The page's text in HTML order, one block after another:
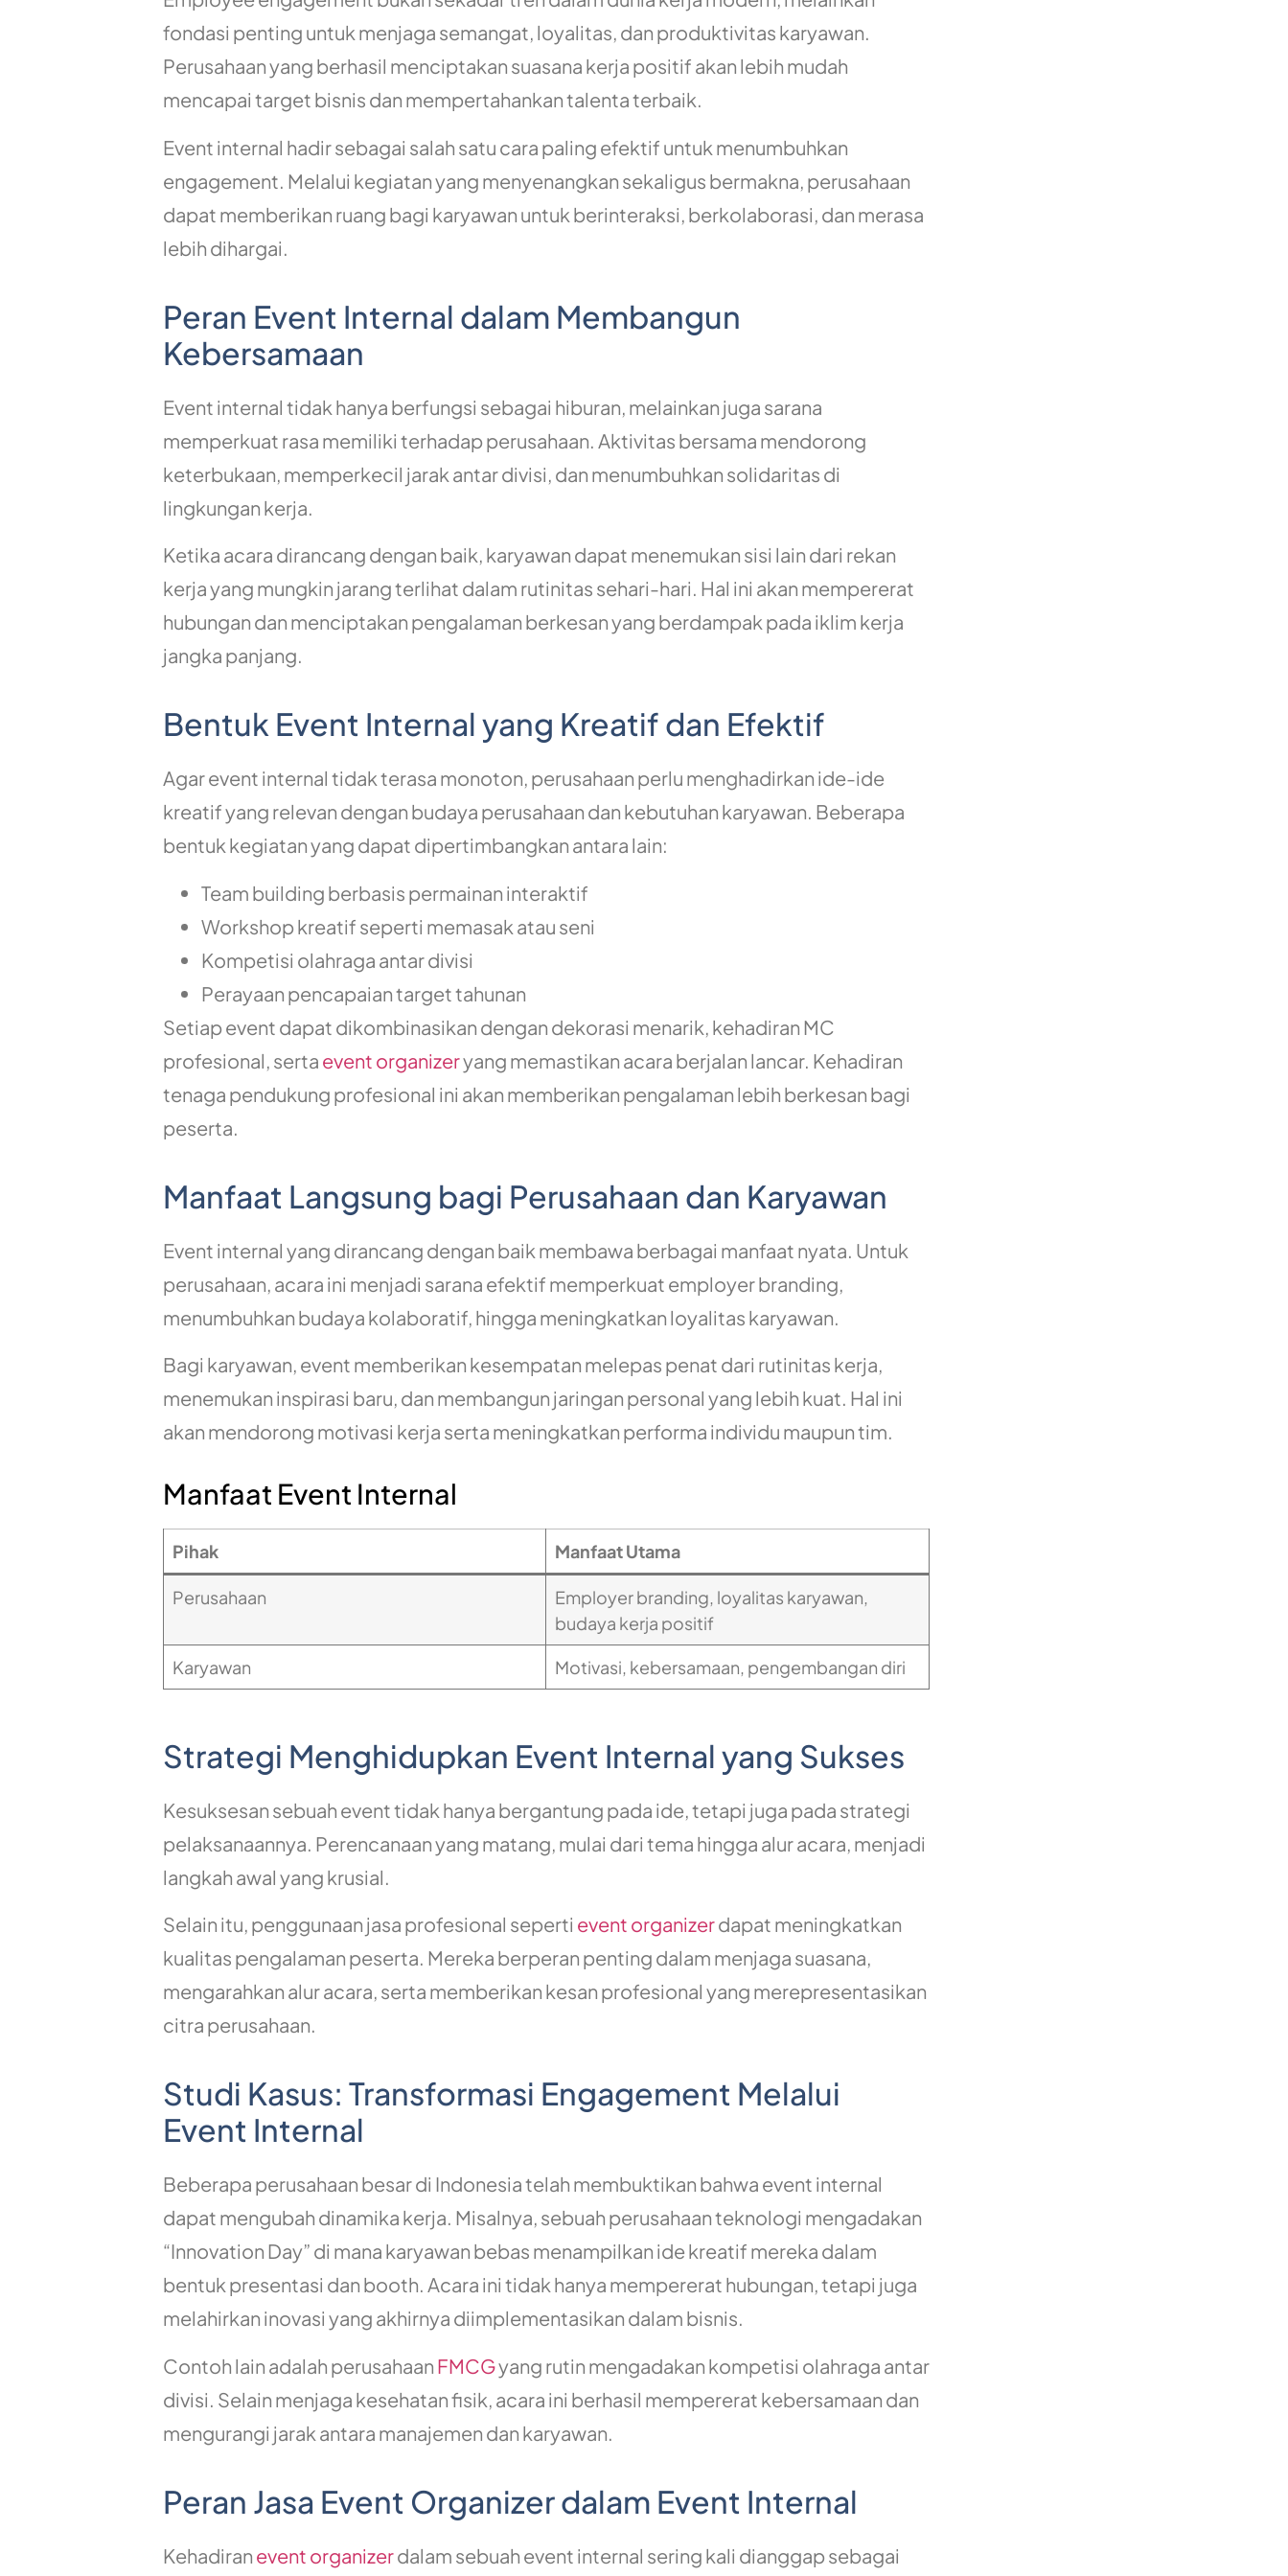
fondasi penting untuk menjaga semangat, loyalitas, dan produktivitas karyawan.
Perusahaan yang berhasil menciptakan suasana kerja positif akan lebih mudah
mencapai target bisnis dan mempertahankan talenta terbaik.
Event internal hadir sebagai salah satu cara paling efektif untuk menumbuhkan
engagement. Melalui kegiatan yang menyenangkan sekaligus bermakna, perusahaan
dapat memberikan ruang bagi karyawan untuk berinteraksi, berkolaborasi, dan merasa
lebih dihargai.
Peran Event Internal dalam Membangun
Kebersamaan
Event internal tidak hanya berfungsi sebagai hiburan, melainkan juga sarana
memperkuat rasa memiliki terhadap perusahaan. Aktivitas bersama mendorong
keterbukaan, memperkecil jarak antar divisi, dan menumbuhkan solidaritas di
lingkungan kerja.
Ketika acara dirancang dengan baik, karyawan dapat menemukan sisi lain dari rekan
kerja yang mungkin jarang terlihat dalam rutinitas sehari-hari. Hal ini akan mempererat
hubungan dan menciptakan pengalaman berkesan yang berdampak pada iklim kerja
jangka panjang.
Bentuk Event Internal yang Kreatif dan Efektif
Agar event internal tidak terasa monoton, perusahaan perlu menghadirkan ide-ide
kreatif yang relevan dengan budaya perusahaan dan kebutuhan karyawan. Beberapa
bentuk kegiatan yang dapat dipertimbangkan antara lain:
Team building berbasis permainan interaktif
Workshop kreatif seperti memasak atau seni
Kompetisi olahraga antar divisi
Perayaan pencapaian target tahunan
Setiap event dapat dikombinasikan dengan dekorasi menarik, kehadiran MC
profesional, serta event organizeryang memastikan acara berjalan lancar. Kehadiran
tenaga pendukung profesional ini akan memberikan pengalaman lebih berkesan bagi
peserta.
Manfaat Langsung bagi Perusahaan dan Karyawan
Event internal yang dirancang dengan baik membawa berbagai manfaat nyata. Untuk
perusahaan, acara ini menjadi sarana efektif memperkuat employer branding,
menumbuhkan budaya kolaboratif, hingga meningkatkan loyalitas karyawan.
Bagi karyawan, event memberikan kesempatan melepas penat dari rutinitas kerja,
menemukan inspirasi baru, dan membangun jaringan personal yang lebih kuat. Hal ini
akan mendorong motivasi kerja serta meningkatkan performa individu maupun tim.
Manfaat Event Internal
Pihak Manfaat Utama
Perusahaan
Employer branding, loyalitas karyawan,
budaya kerja positif
Karyawan
Motivasi, kebersamaan, pengembangan diri
Strategi Menghidupkan Event Internal yang Sukses
Kesuksesan sebuah event tidak hanya bergantung pada ide, tetapi juga pada strategi
pelaksanaannya. Perencanaan yang matang, mulai dari tema hingga alur acara, menjadi
langkah awal yang krusial.
Selain itu, penggunaan jasa profesional seperti event organizerdapat meningkatkan
kualitas pengalaman peserta. Mereka berperan penting dalam menjaga suasana,
mengarahkan alur acara, serta memberikan kesan profesional yang merepresentasikan
citra perusahaan.
Studi Kasus: Transformasi Engagement Melalui
Event Internal
Beberapa perusahaan besar di Indonesia telah membuktikan bahwa event internal
dapat mengubah dinamika kerja. Misalnya, sebuah perusahaan teknologi mengadakan
“Innovation Day” di mana karyawan bebas menampilkan ide kreatif mereka dalam
bentuk presentasi dan booth. Acara ini tidak hanya mempererat hubungan, tetapi juga
melahirkan inovasi yang akhirnya diimplementasikan dalam bisnis.
Contoh lain adalah perusahaan FMCGyang rutin mengadakan kompetisi olahraga antar
divisi. Selain menjaga kesehatan fisik, acara ini berhasil mempererat kebersamaan dan
mengurangi jarak antara manajemen dan karyawan.
Peran Jasa Event Organizer dalam Event Internal
Kehadiran event organizerdalam sebuah event internal sering kali dianggap sebagai